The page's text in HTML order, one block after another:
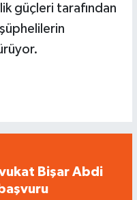
güçleri tarafından
Bişar Abdi